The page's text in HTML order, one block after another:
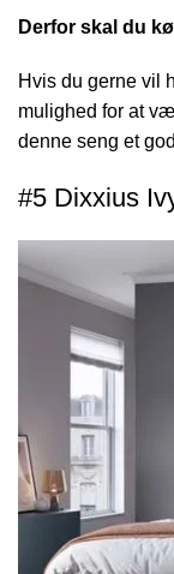
Derfor skal du
Hvis du gerne vil
mulighed for at
denne seng et
#5 Dixxius